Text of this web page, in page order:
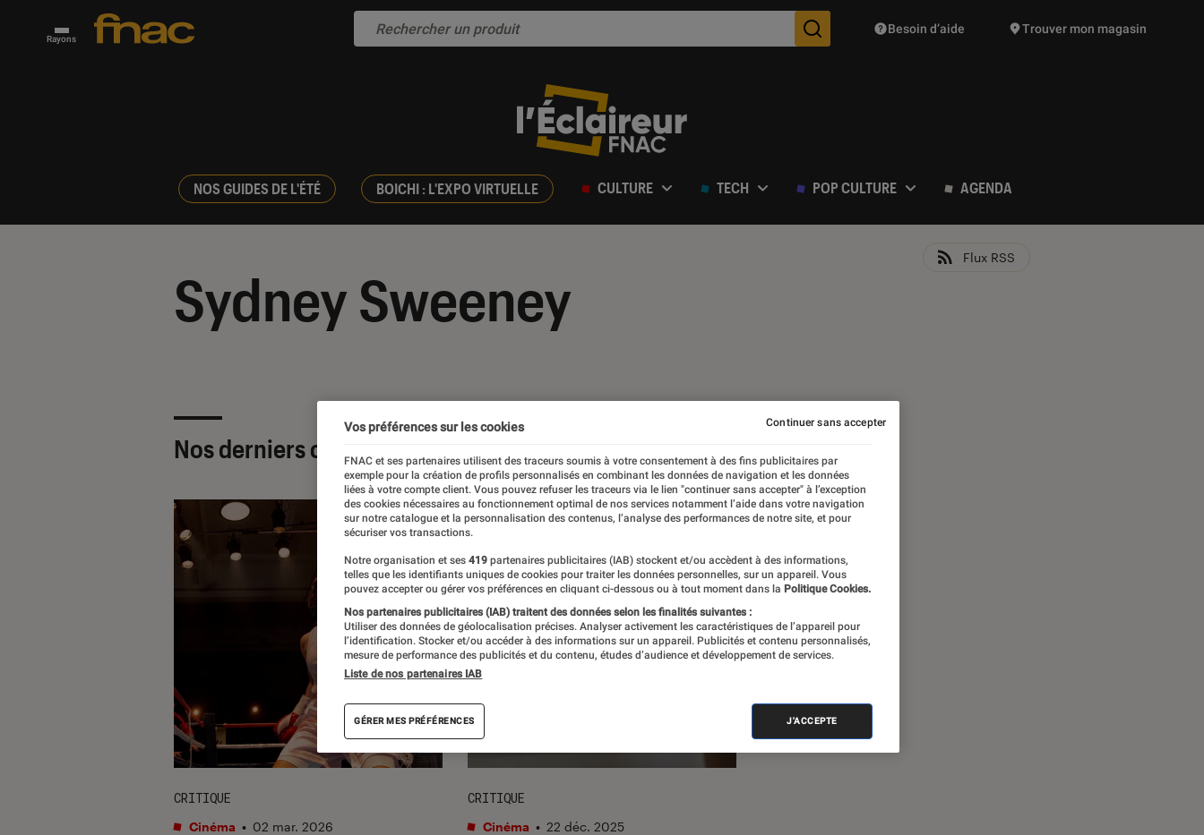
Rayons Des suggestions de produits vont vous être proposées
Besoin d’aide Trouver mon magasin
NOS GUIDES DE L'ÉTÉ BOICHI : L'EXPO VIRTUELLE CULTURE TECH POP CULTURE AGENDA
Sydney Sweeney
Flux RSS
Nos derniers contenus
CRITIQUE
Cinéma • 02 mar. 2026
CRITIQUE
Cinéma • 22 déc. 2025
Vos préférences sur les cookies
FNAC et ses partenaires utilisent des traceurs soumis à votre consentement à des fins publicitaires par
exemple pour la création de profils personnalisés en combinant les données de navigation et les données
liées à votre compte client. Vous pouvez refuser les traceurs via le lien "continuer sans accepter" à l’exception
des cookies nécessaires au fonctionnement optimal de nos services notamment l’aide dans votre navigation
sur notre catalogue et la personnalisation des contenus, l’analyse des performances de notre site, et pour
sécuriser vos transactions.
Notre organisation et ses 419 partenaires publicitaires (IAB) stockent et/ou accèdent à des informations,
telles que les identifiants uniques de cookies pour traiter les données personnelles, sur un appareil. Vous
pouvez accepter ou gérer vos préférences en cliquant ci-dessous ou à tout moment dans la Politique Cookies.
Nos partenaires publicitaires (IAB) traitent des données selon les finalités suivantes :
Utiliser des données de géolocalisation précises. Analyser activement les caractéristiques de l’appareil pour
l’identification. Stocker et/ou accéder à des informations sur un appareil. Publicités et contenu personnalisés,
mesure de performance des publicités et du contenu, études d’audience et développement de services.
Liste de nos partenaires IAB
GÉRER MES PRÉFÉRENCES J'ACCEPTE
Continuer sans accepter